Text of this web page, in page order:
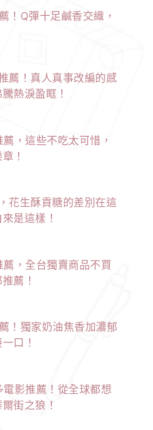
！Q彈十足鹹香交織，
薦！真人真事改編的感
熱淚盈眶！
，這些不吃太可惜，
！
花生酥貢糖的差別在這
是這樣！
，全台獨賣商品不買
薦！
！獨家奶油焦香加濃郁
口！
影推薦！從全球都想
街之狼！